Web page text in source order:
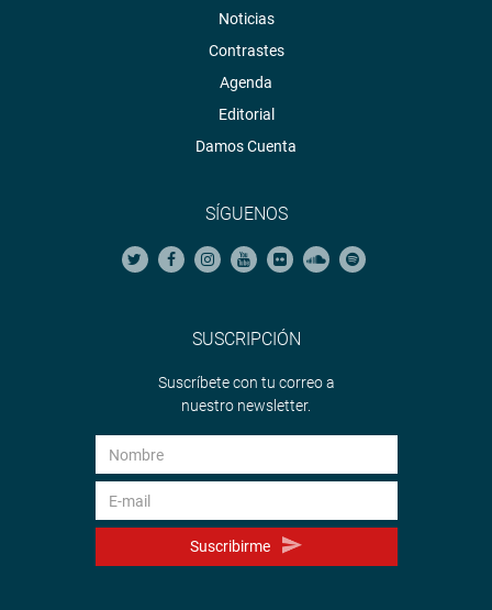
Noticias
Contrastes
Agenda
Editorial
Damos Cuenta
SÍGUENOS
SUSCRIPCIÓN
Suscríbete con tu correo a
nuestro newsletter.
Suscribirme